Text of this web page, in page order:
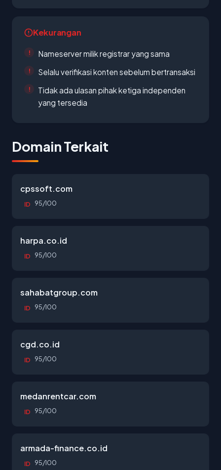
Kekurangan
Nameserver milik registrar yang sama
Selalu verifikasi konten sebelum bertransaksi
Tidak ada ulasan pihak ketiga independen
yang tersedia
Domain Terkait
cpssoft.com
ID 95/100
harpa.co.id
ID 95/100
sahabatgroup.com
ID 95/100
cgd.co.id
ID 95/100
medanrentcar.com
ID 95/100
armada-finance.co.id
ID 95/100